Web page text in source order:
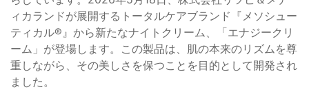
ィカランドが展開するトータルケアブランド『メソシュー
ティカル®』から新たなナイトクリーム、「エナジークリ
ーム」が登場します。この製品は、肌の本来のリズムを尊
重しながら、その美しさを保つことを目的として開発され
ました。